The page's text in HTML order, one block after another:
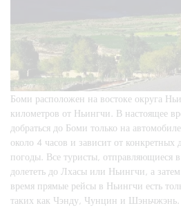
Боми расположен на востоке округа
километров от Ньингчи. В настоящее
добраться до Боми только на
около 4 часов и зависит от
погоды. Все туристы, отправляющиеся
долететь до Лхасы или Ньингчи, а
время прямые рейсы в Ньингчи есть
таких как Чэнду, Чунцин и